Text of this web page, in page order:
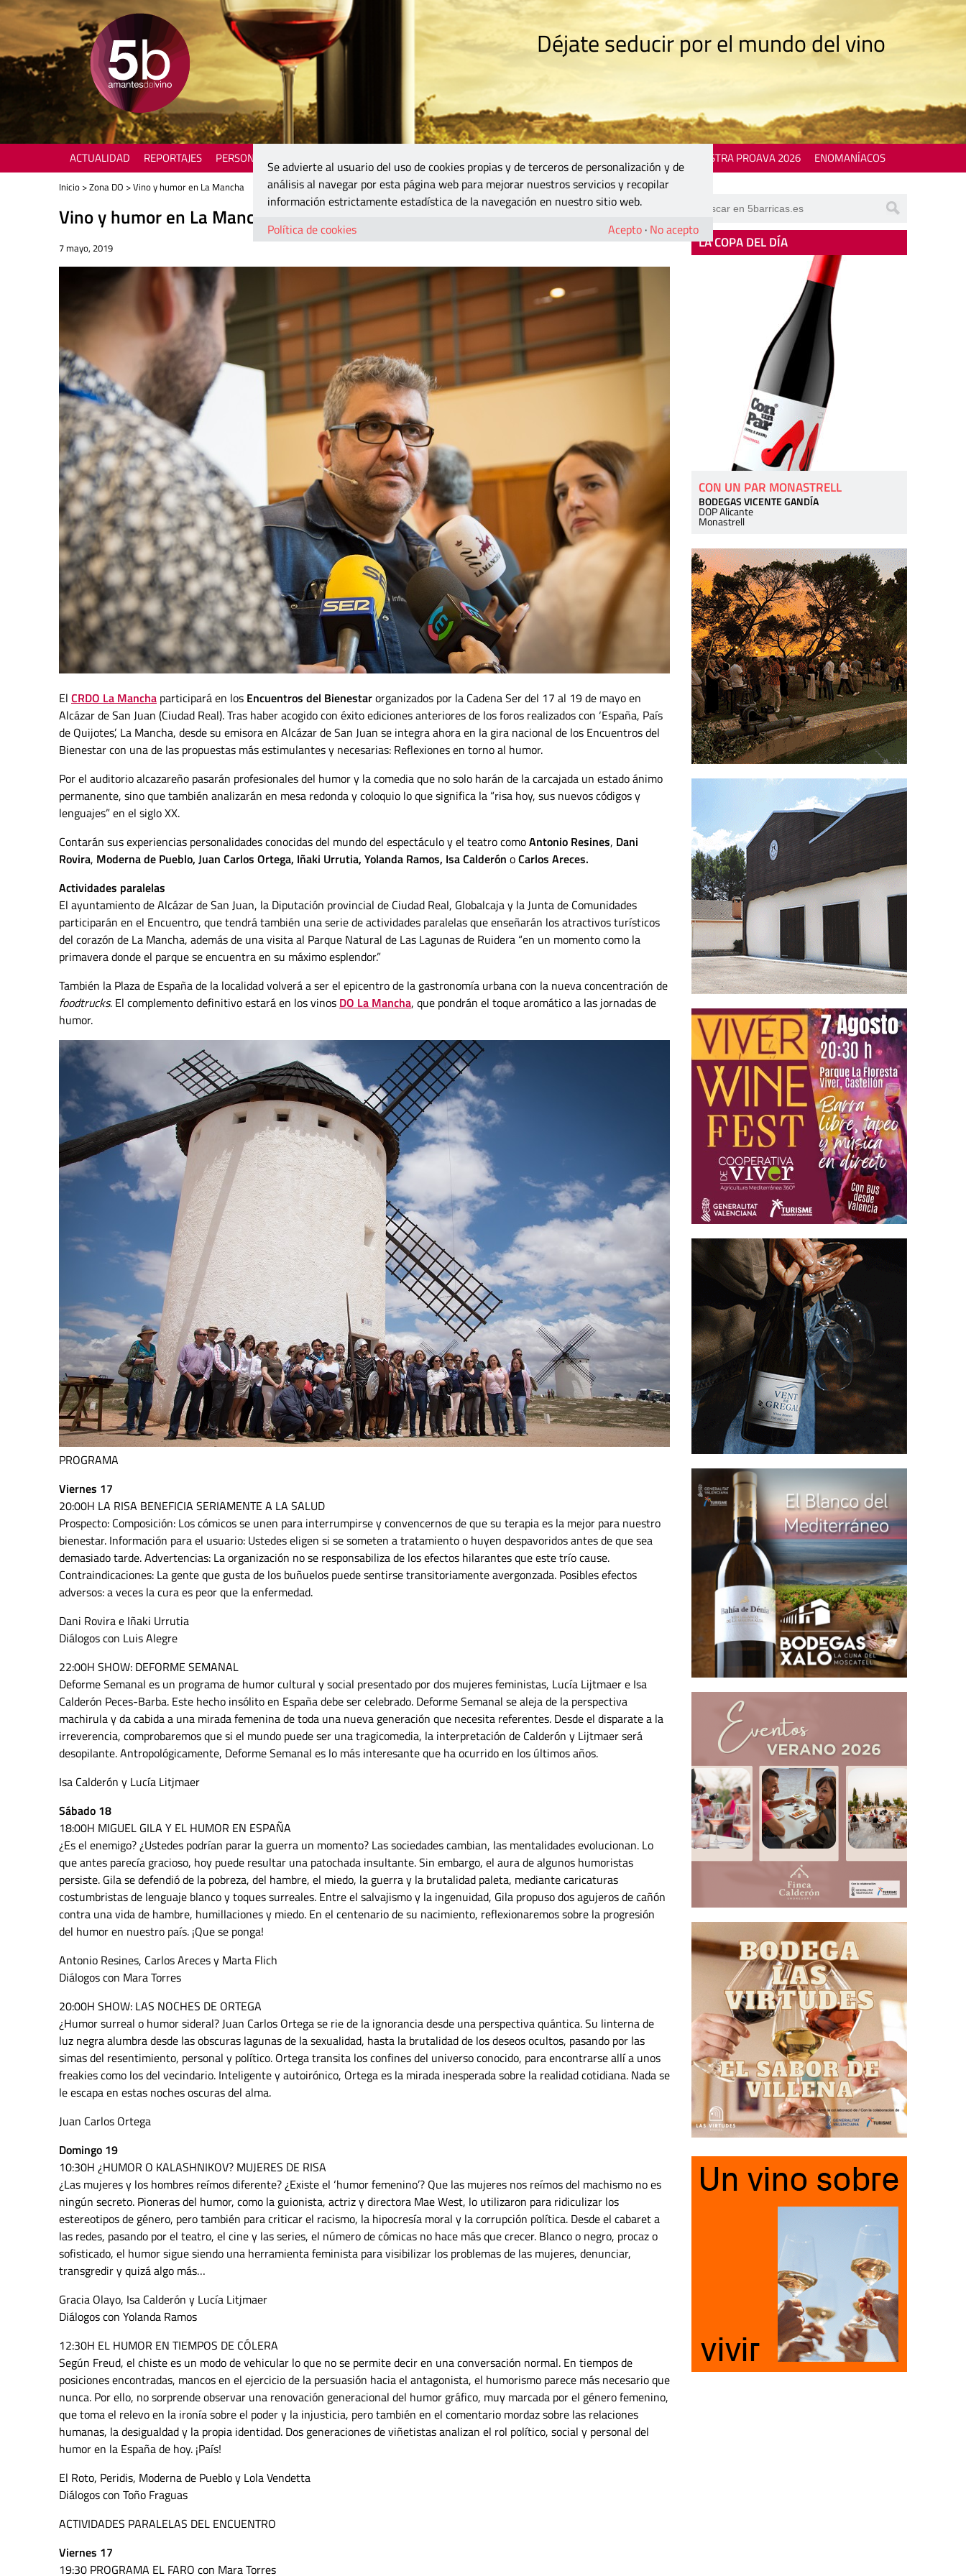
Déjate seducir por el mundo del vino
ACTUALIDAD REPORTAJES PERSONAJES MOSTRA PROAVA 2026 ENOMANÍACOS
Inicio >Zona DO > Vino y humor en La Mancha
Vino y humor en La Mancha
7 mayo, 2019
El CRDO La Mancha participará en los Encuentros del Bienestarorganizados por la Cadena Ser del 17 al 19 de mayo en
Alcázar de San Juan (Ciudad Real). Tras haber acogido con éxito ediciones anteriores de los foros realizados con ‘España, País
de Quijotes’, La Mancha, desde su emisora en Alcázar de San Juan se integra ahora en la gira nacional de los Encuentros del
Bienestar con una de las propuestas más estimulantes y necesarias: Reflexiones en torno al humor.
Por el auditorio alcazareño pasarán profesionales del humor y la comedia que no solo harán de la carcajada un estado ánimo
permanente, sino que también analizarán en mesa redonda y coloquio lo que significa la “risa hoy, sus nuevos códigos y
lenguajes” en el siglo XX.
Contarán sus experiencias personalidades conocidas del mundo del espectáculo y el teatro comoAntonio Resines, Dani
Rovira, Moderna de Pueblo, Juan Carlos Ortega, Iñaki Urrutia, Yolanda Ramos, Isa Calderón oCarlos Areces.
Actividades paralelas
El ayuntamiento de Alcázar de San Juan, la Diputación provincial de Ciudad Real, Globalcaja y la Junta de Comunidades
participarán en el Encuentro, que tendrá también una serie de actividades paralelas que enseñarán los atractivos turísticos
del corazón de La Mancha, además de una visita al Parque Natural de Las Lagunas de Ruidera “en un momento como la
primavera donde el parque se encuentra en su máximo esplendor.”
También la Plaza de España de la localidad volverá a ser el epicentro de la gastronomía urbana con la nueva concentración de
foodtrucks. El complemento definitivo estará en los vinos DO La Mancha, que pondrán el toque aromático a las jornadas de
humor.
PROGRAMA
Viernes 17
20:00H LA RISA BENEFICIA SERIAMENTE A LA SALUD
Prospecto: Composición: Los cómicos se unen para interrumpirse y convencernos de que su terapia es la mejor para nuestro
bienestar. Información para el usuario: Ustedes eligen si se someten a tratamiento o huyen despavoridos antes de que sea
demasiado tarde. Advertencias: La organización no se responsabiliza de los efectos hilarantes que este trío cause.
Contraindicaciones: La gente que gusta de los buñuelos puede sentirse transitoriamente avergonzada. Posibles efectos
adversos: a veces la cura es peor que la enfermedad.
Dani Rovira e Iñaki Urrutia
Diálogos con Luis Alegre
22:00H SHOW: DEFORME SEMANAL
Deforme Semanal es un programa de humor cultural y social presentado por dos mujeres feministas, Lucía Lijtmaer e Isa
Calderón Peces-Barba. Este hecho insólito en España debe ser celebrado. Deforme Semanal se aleja de la perspectiva
machirula y da cabida a una mirada femenina de toda una nueva generación que necesita referentes. Desde el disparate a la
irreverencia, comprobaremos que si el mundo puede ser una tragicomedia, la interpretación de Calderón y Lijtmaer será
desopilante. Antropológicamente, Deforme Semanal es lo más interesante que ha ocurrido en los últimos años.
Isa Calderón y Lucía Litjmaer
Sábado 18
18:00H MIGUEL GILA Y EL HUMOR EN ESPAÑA
¿Es el enemigo? ¿Ustedes podrían parar la guerra un momento? Las sociedades cambian, las mentalidades evolucionan. Lo
que antes parecía gracioso, hoy puede resultar una patochada insultante. Sin embargo, el aura de algunos humoristas
persiste. Gila se defendió de la pobreza, del hambre, el miedo, la guerra y la brutalidad paleta, mediante caricaturas
costumbristas de lenguaje blanco y toques surreales. Entre el salvajismo y la ingenuidad, Gila propuso dos agujeros de cañón
contra una vida de hambre, humillaciones y miedo. En el centenario de su nacimiento, reflexionaremos sobre la progresión
del humor en nuestro país. ¡Que se ponga!
Antonio Resines, Carlos Areces y Marta Flich
Diálogos con Mara Torres
20:00H SHOW: LAS NOCHES DE ORTEGA
¿Humor surreal o humor sideral? Juan Carlos Ortega se rie de la ignorancia desde una perspectiva quántica. Su linterna de
luz negra alumbra desde las obscuras lagunas de la sexualidad, hasta la brutalidad de los deseos ocultos, pasando por las
simas del resentimiento, personal y político. Ortega transita los confines del universo conocido, para encontrarse allí a unos
freakies como los del vecindario. Inteligente y autoirónico, Ortega es la mirada inesperada sobre la realidad cotidiana. Nada se
le escapa en estas noches oscuras del alma.
Juan Carlos Ortega
Domingo 19
10:30H ¿HUMOR O KALASHNIKOV? MUJERES DE RISA
¿Las mujeres y los hombres reímos diferente? ¿Existe el ‘humor femenino’? Que las mujeres nos reímos del machismo no es
ningún secreto. Pioneras del humor, como la guionista, actriz y directora Mae West, lo utilizaron para ridiculizar los
estereotipos de género, pero también para criticar el racismo, la hipocresía moral y la corrupción política. Desde el cabaret a
las redes, pasando por el teatro, el cine y las series, el número de cómicas no hace más que crecer. Blanco o negro, procaz o
sofisticado, el humor sigue siendo una herramienta feminista para visibilizar los problemas de las mujeres, denunciar,
transgredir y quizá algo más…
Gracia Olayo, Isa Calderón y Lucía Litjmaer
Diálogos con Yolanda Ramos
12:30H EL HUMOR EN TIEMPOS DE CÓLERA
Según Freud, el chiste es un modo de vehicular lo que no se permite decir en una conversación normal. En tiempos de
posiciones encontradas, mancos en el ejercicio de la persuasión hacia el antagonista, el humorismo parece más necesario que
nunca. Por ello, no sorprende observar una renovación generacional del humor gráfico, muy marcada por el género femenino,
que toma el relevo en la ironía sobre el poder y la injusticia, pero también en el comentario mordaz sobre las relaciones
humanas, la desigualdad y la propia identidad. Dos generaciones de viñetistas analizan el rol político, social y personal del
humor en la España de hoy. ¡País!
El Roto, Peridis, Moderna de Pueblo y Lola Vendetta
Diálogos con Toño Fraguas
ACTIVIDADES PARALELAS DEL ENCUENTRO
Viernes 17
19:30 PROGRAMA EL FARO con Mara Torres
LA COPA DEL DÍA
CON UN PAR MONASTRELL
BODEGAS VICENTE GANDÍA
DOP Alicante
Monastrell
Se advierte al usuario del uso de cookies propias y de terceros de personalización y de
análisis al navegar por esta página web para mejorar nuestros servicios y recopilar
información estrictamente estadística de la navegación en nuestro sitio web.
Política de cookies
Acepto · No acepto